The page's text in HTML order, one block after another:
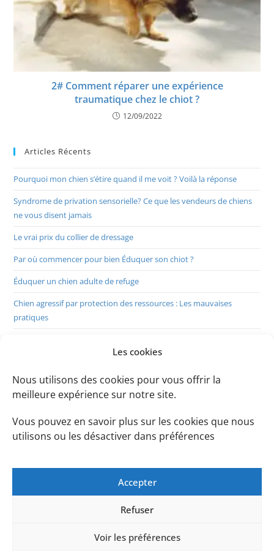
Les cookies
Nous utilisons des cookies pour vous offrir la
meilleure expérience sur notre site.
Vous pouvez en savoir plus sur les cookies que nous
utilisons ou les désactiver dans préférences
Accepter
Refuser
Voir les préférences
2# Comment réparer une expérience
traumatique chez le chiot ?
12/09/2022
Articles Récents
Pourquoi mon chien s’étire quand il me voit ? Voilà la réponse
Syndrome de privation sensorielle? Ce que les vendeurs de chiens
ne vous disent jamais
Le vrai prix du collier de dressage
Par où commencer pour bien Éduquer son chiot ?
Éduquer un chien adulte de refuge
Chien agressif par protection des ressources : Les mauvaises
pratiques
5 conseils pour éduquer un chiot au « Suivi Naturel »
Valeur d’une récompense éducative pour un chien
2# Comment réparer une expérience traumatique chez le chiot ?
1#L’imprégnation du chiot. Une période à ne pas manquer